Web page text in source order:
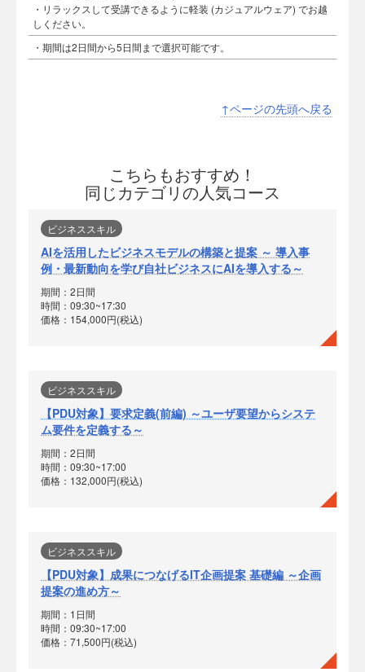
・リラックスして受講できるように軽装 (カジュアルウェア) でお越
しください。
・期間は2日間から5日間まで選択可能です。
↑ページの先頭へ戻る
こちらもおすすめ！
同じカテゴリの人気コース
ビジネススキル
AIを活用したビジネスモデルの構築と提案 ～ 導入事
例・最新動向を学び自社ビジネスにAIを導入する～
期間：2日間
時間：09:30~17:30
価格：154,000円(税込)
ビジネススキル
【PDU対象】要求定義(前編) ～ユーザ要望からシステ
ム要件を定義する～
期間：2日間
時間：09:30~17:00
価格：132,000円(税込)
ビジネススキル
【PDU対象】成果につなげるIT企画提案 基礎編 ～企画
提案の進め方～
期間：1日間
時間：09:30~17:00
価格：71,500円(税込)